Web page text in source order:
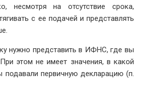
несмотря на отсутствие срока,
с ее подачей и представлять
нужно представить в ИФНС, где вы
этом не имеет значения, в какой
подавали первичную декларацию (п.